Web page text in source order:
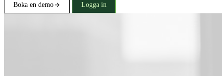
Boka en demo Logga in